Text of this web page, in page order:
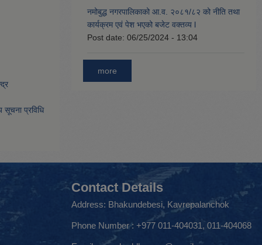
सूचना प्रविधि
नमोबुद्ध नगरपालिकाको आ‍.व. २०८१/८२ को नीति तथा
कार्यक्रम एवं पेश भएको बजेट वक्तव्य l
Post date: 06/25/2024 - 13:04
more
Contact Details
Address: Bhakundebesi, Kavrepalanchok
Phone Number : +977 011-404031, 011-404068